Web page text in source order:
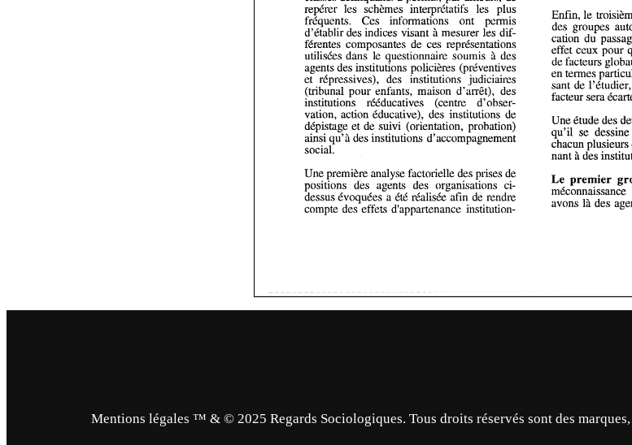
Mentions légales ™ & © 2025 Regards Sociologiques. Tous droits réservés sont des marques,